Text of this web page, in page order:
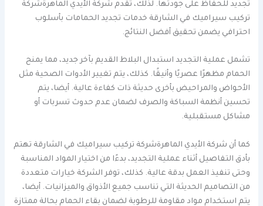
تجديد للحفاظ على جودتها. لذلك، تقدم شركة الأيدي الماهرةشركة
تركيب سيراميك في الشارقة خدمات تجديد الحمامات بأسلوب
احترافي يضمن تحقيق أفضل النتائج.
تشمل عملية التجديد استبدال البلاط القديم بآخر جديد، مما يمنح
الحمام مظهرًا عصريًا وأنيقًا. كذلك، يتم تغيير الأدوات الصحية مثل
الأحواض والمراحيض بأخرى حديثة ذات كفاءة عالية. أيضا، يتم
تحسين أنظمة السباكة والصرف لضمان عدم حدوث تسربات أو
مشاكل مستقبلية.
كما أن شركة الأيدي الماهرةشركة تركيب سيراميك في الشارقة تهتم
بأدق التفاصيل أثناء عملية التجديد، بدءًا من اختيار المواد المناسبة
وحتى تنفيذ العمل بدقة عالية. كذلك، توفر الشركة خيارات متعددة
من التصاميم الحديثة التي تناسب جميع الأذواق والميزانيات. أيضا،
يتم استخدام مواد مقاومة للرطوبة لضمان بقاء الحمام بحالة ممتازة